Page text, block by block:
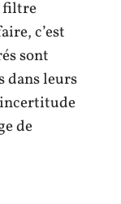
filtre
c’est
sont
dans leurs
de